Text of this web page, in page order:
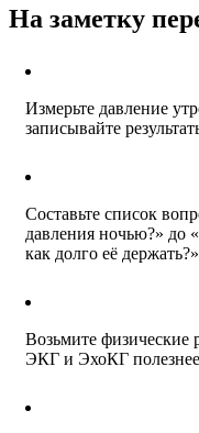
На заметку
Измерьте давление
записывайте
Составьте список
давления ночью?» до
как долго её
Возьмите физические
ЭКГ и ЭхоКГ